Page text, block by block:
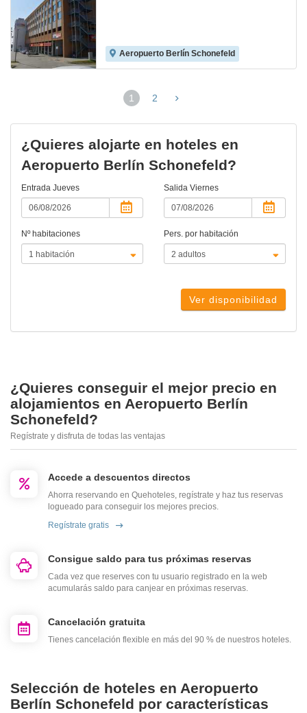
Aeropuerto Berlín Schonefeld
1
(página
2
¿Quieres alojarte en hoteles en
Aeropuerto Berlín Schonefeld?
Entrada Jueves Salida Viernes
Nº habitaciones Pers. por habitación
Ver disponibilidad
¿Quieres conseguir el mejor precio en
alojamientos en Aeropuerto Berlín
Schonefeld?
Regístrate y disfruta de todas las ventajas
Accede a descuentos directos
Ahorra reservando en Quehoteles, regístrate y haz tus reservas
logueado para conseguir los mejores precios.
Regístrate gratis
Consigue saldo para tus próximas reservas
Cada vez que reserves con tu usuario registrado en la web
acumularás saldo para canjear en próximas reservas.
Cancelación gratuita
Tienes cancelación flexible en más del 90 % de nuestros hoteles.
Selección de hoteles en Aeropuerto
Berlín Schonefeld por características